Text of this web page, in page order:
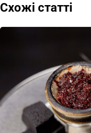
Схожі статті